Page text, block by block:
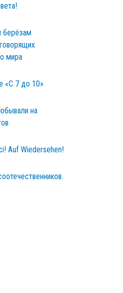
берёзам
мира
«С 7 до 10»
на
Auf Wiedersehen!